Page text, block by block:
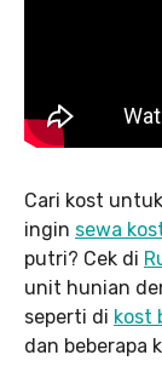
Cari kost
ingin sewa
putri? Cek di
unit hunian
seperti di kost
dan beberapa